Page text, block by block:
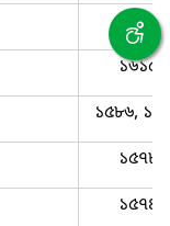
১৬১৬
১৬১৫
১৫৮৬,
১৫৭৮
১৫৭৪